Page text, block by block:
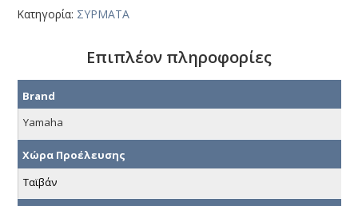
Κατηγορία: ΣΥΡΜΑΤΑ
Επιπλέον πληροφορίες
Brand
Yamaha
Χώρα Προέλευσης
Ταϊβάν